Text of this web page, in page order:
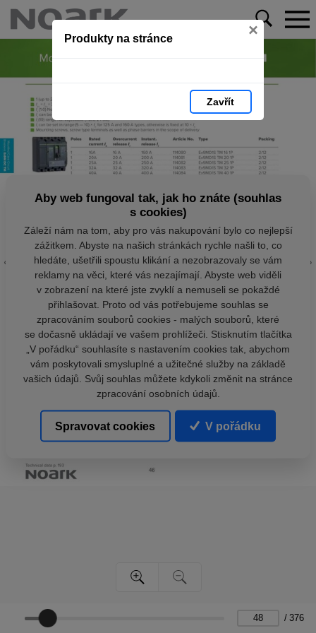
Produkty na stránce ×
Zavřít
/ 376
Aby web fungoval tak, jak ho znáte (souhlas
s cookies)
Záleží nám na tom, aby pro vás nakupování bylo co nejlepší
zážitkem. Abyste na našich stránkách rychle našli to, co
hledáte, ušetřili spoustu klikání a nezobrazovaly se vám
reklamy na věci, které vás nezajímají. Abyste web viděli
v zobrazení na které jste zvyklí a nemuseli se pokaždé
přihlašovat. Proto od vás potřebujeme souhlas se
zpracováním souborů cookies - malých souborů, které
se dočasně ukládají ve vašem prohlížeči. Stisknutím tlačítka
„V pořádku“ souhlasíte s nastavením cookies tak, abychom
vám poskytovali smysluplné a užitečné služby na základě
vašich údajů. Svůj souhlas můžete kdykoli změnit na stránce
zpracování osobních údajů.
Spravovat cookies V pořádku